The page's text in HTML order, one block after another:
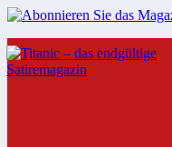
Zum
Inhalt
springen